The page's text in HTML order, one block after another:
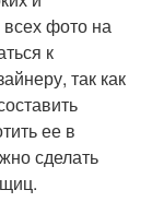
фото на
к
так как
ее в
сделать